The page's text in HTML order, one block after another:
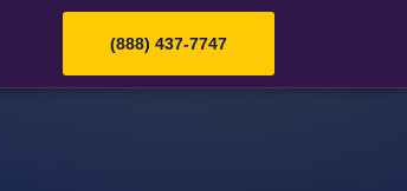
(888) 437-7747